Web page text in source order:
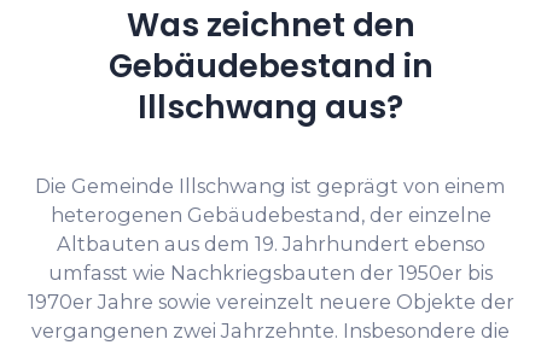
Was zeichnet den
Gebäudebestand in
Illschwang aus?
Die Gemeinde Illschwang ist geprägt von einem
heterogenen Gebäudebestand, der einzelne
Altbauten aus dem 19. Jahrhundert ebenso
umfasst wie Nachkriegsbauten der 1950er bis
1970er Jahre sowie vereinzelt neuere Objekte der
vergangenen zwei Jahrzehnte. Insbesondere die